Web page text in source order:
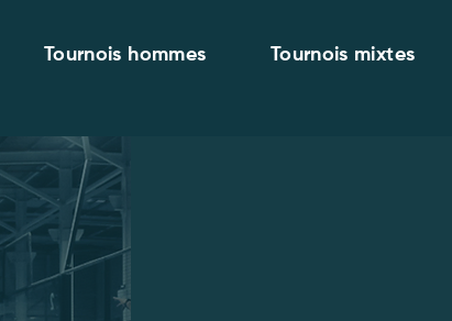
Tournois hommes Tournois mixtes